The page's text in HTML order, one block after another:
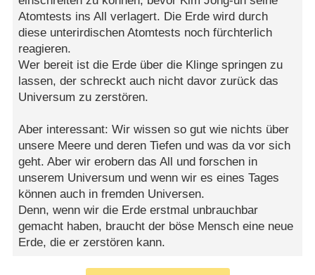
Atomtests ins All verlagert. Die Erde wird durch
diese unterirdischen Atomtests noch fürchterlich
reagieren.
Wer bereit ist die Erde über die Klinge springen zu
lassen, der schreckt auch nicht davor zurück das
Universum zu zerstören.
Aber interessant: Wir wissen so gut wie nichts über
unsere Meere und deren Tiefen und was da vor sich
geht. Aber wir erobern das All und forschen in
unserem Universum und wenn wir es eines Tages
können auch in fremden Universen.
Denn, wenn wir die Erde erstmal unbrauchbar
gemacht haben, braucht der böse Mensch eine neue
Erde, die er zerstören kann.